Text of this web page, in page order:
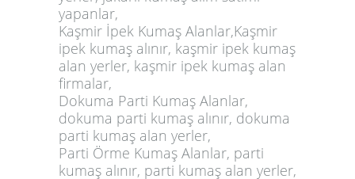
yapanlar,
Kaşmir İpek Kumaş Alanlar,Kaşmir
ipek kumaş alınır, kaşmir ipek kumaş
alan yerler, kaşmir ipek kumaş alan
firmalar,
Dokuma Parti Kumaş Alanlar,
dokuma parti kumaş alınır, dokuma
parti kumaş alan yerler,
Parti Örme Kumaş Alanlar, parti
kumaş alınır, parti kumaş alan yerler,